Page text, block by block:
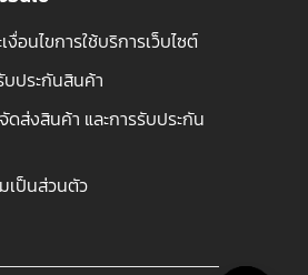
อนไขการใช้บริการเว็บไซต์
บประกันสินค้า
ดส่งสินค้า และการรับประกัน
เป็นส่วนตัว